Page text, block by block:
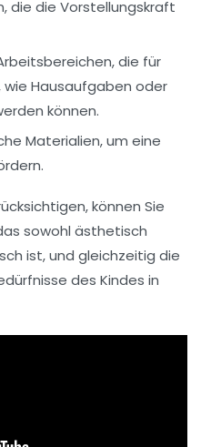
die die Vorstellungskraft
, die für
Hausaufgaben oder
können.
Materialien, um eine
können Sie
sowohl ästhetisch
ist, und gleichzeitig die
des Kindes in